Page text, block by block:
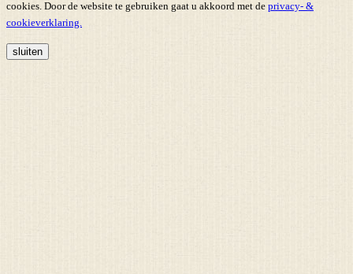
cookies. Door de website te gebruiken gaat u akkoord met de privacy- &
cookieverklaring.
sluiten